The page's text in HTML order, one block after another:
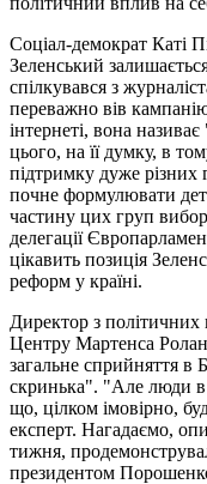
Соціал-демократ Каті
Зеленський
спілкувався з
переважно вів
інтернеті, вона
цього, на її думку, в
підтримку дуже різних
почне формулювати
частину цих груп
делегації
цікавить позиція
реформ у країні.
Директор з політичних
Центру Мартенса
загальне сприйняття в
скринька". "Але люди в
що, цілком імовірно,
експерт. Нагадаємо,
тижня,
президентом